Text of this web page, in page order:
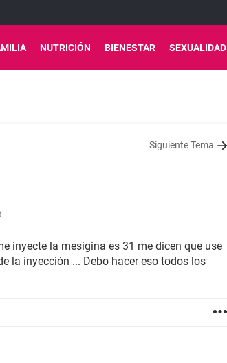
NUTRICIÓN BIENESTAR SEXUALIDAD
Siguiente Tema
inyecte la mesigina es 31 me dicen que use
la inyección ... Debo hacer eso todos los